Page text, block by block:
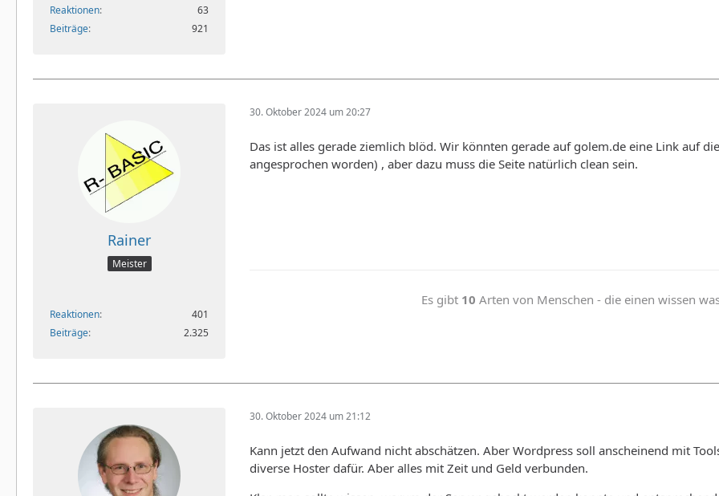
Reaktionen
63
Beiträge
921
Rainer
Meister
Reaktionen
401
Beiträge
2.325
30. Oktober 2024 um 20:27
Das ist alles gerade ziemlich blöd. Wir könnten gerade auf golem.de eine Link auf
angesprochen worden) , aber dazu muss die Seite natürlich clean sein.
Es gibt 10 Arten von Menschen - die einen wissen
30. Oktober 2024 um 21:12
Kann jetzt den Aufwand nicht abschätzen. Aber Wordpress soll anscheinend mit
diverse Hoster dafür. Aber alles mit Zeit und Geld verbunden.